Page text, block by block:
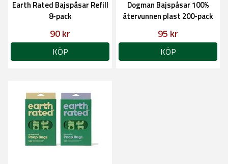
Earth Rated Bajspåsar Refill
8-pack
90 kr
KÖP
Dogman Bajspåsar 100%
återvunnen plast 200-pack
95 kr
KÖP